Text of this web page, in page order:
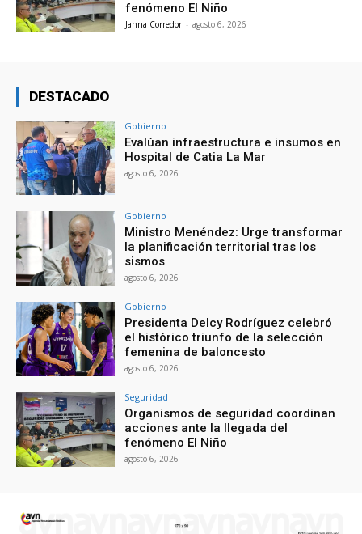
fenómeno El Niño
Janna Corredor - agosto 6, 2026
DESTACADO
Gobierno
Evalúan infraestructura e insumos en
Hospital de Catia La Mar
agosto 6, 2026
Gobierno
Ministro Menéndez: Urge transformar
la planificación territorial tras los
sismos
agosto 6, 2026
Gobierno
Presidenta Delcy Rodríguez celebró
el histórico triunfo de la selección
femenina de baloncesto
agosto 6, 2026
Seguridad
Organismos de seguridad coordinan
acciones ante la llegada del
fenómeno El Niño
agosto 6, 2026